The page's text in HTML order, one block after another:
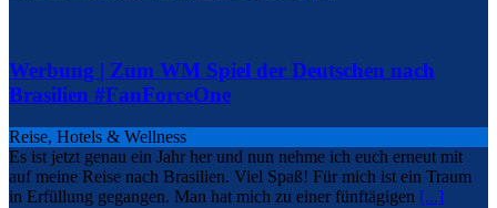
Werbung | Zum WM Spiel der Deutschen nach
Brasilien #FanForceOne
Reise, Hotels & Wellness
Es ist jetzt genau ein Jahr her und nun nehme ich euch erneut mit
auf meine Reise nach Brasilien. Viel Spaß! Für mich ist ein Traum
in Erfüllung gegangen. Man hat mich zu einer fünftägigen [...]